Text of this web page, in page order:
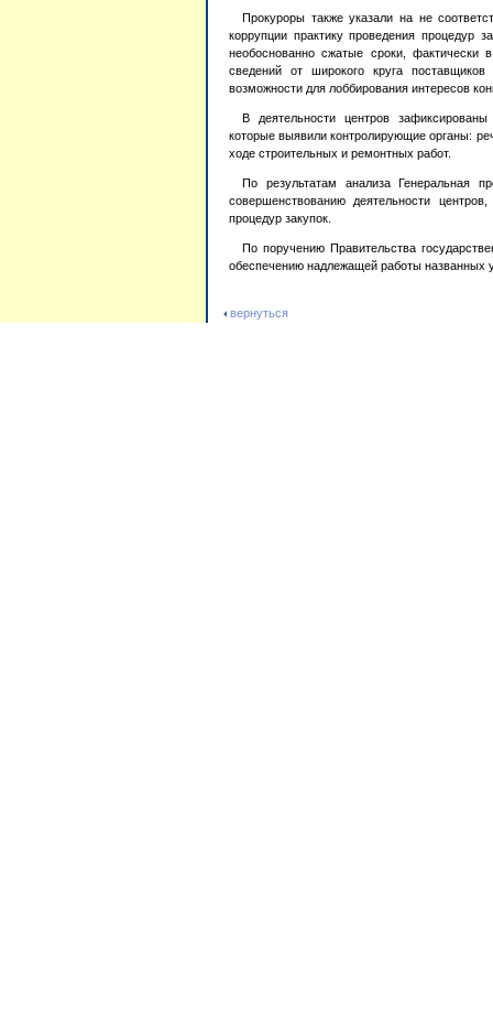
Прокуроры также указали на не
коррупции практику проведения процедур
необоснованно сжатые сроки, фактически
сведений от широкого круга
возможности для лоббирования интересов
В деятельности центров
которые выявили контролирующие органы:
ходе строительных и ремонтных работ.
По результатам анализа Генеральная
совершенствованию деятельности
процедур закупок.
По поручению Правительства
обеспечению надлежащей работы названных
вернуться